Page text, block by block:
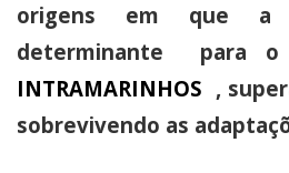
origens em que
determinante para
INTRAMARINHOS ,
sobrevivendo as